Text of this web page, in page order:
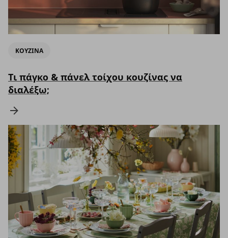
ΚΟΥΖΙΝΑ
Τι πάγκο & πάνελ τοίχου κουζίνας να
διαλέξω;